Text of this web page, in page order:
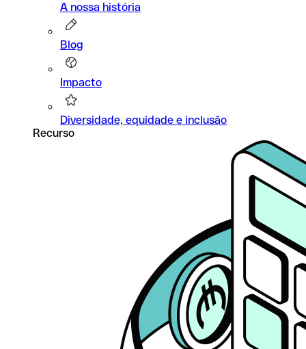
A nossa história
Blog
Impacto
Diversidade, equidade e inclusão
Recurso